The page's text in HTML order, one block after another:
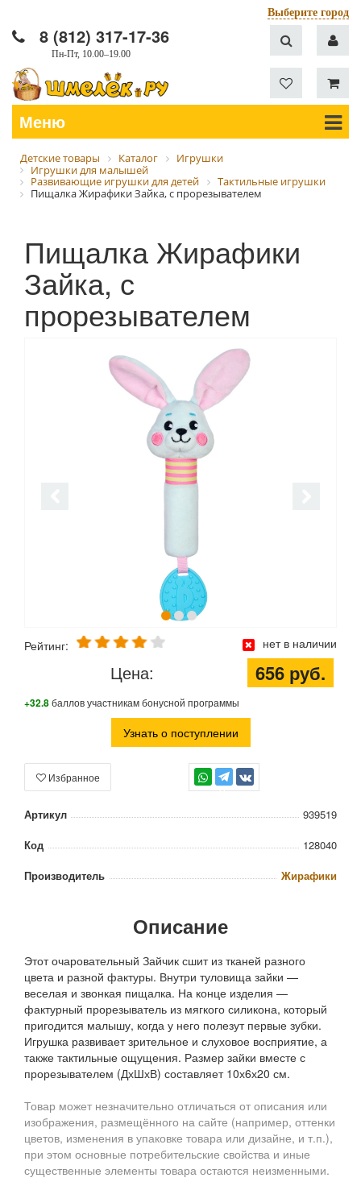
Выберите город
8 (812) 317-17-36
Пн-Пт, 10.00–19.00
Меню
Детские товары Каталог
Игрушки
Игрушки для малышей
Развивающие игрушки для детей
Тактильные игрушки
Пищалка Жирафики Зайка, с прорезывателем
Пищалка Жирафики
Зайка, с
прорезывателем
Рейтинг: нет в наличии
Цена: 656 руб.
+32.8баллов участникам бонусной программы
Узнать о поступлении
TG
Избранное
Артикул
939519
Код
128040
Производитель
Жирафики
Описание
Этот очаровательный Зайчик сшит из тканей разного
цвета и разной фактуры. Внутри туловища зайки —
веселая и звонкая пищалка. На конце изделия —
фактурный прорезыватель из мягкого силикона, который
пригодится малышу, когда у него полезут первые зубки.
Игрушка развивает зрительное и слуховое восприятие, а
также тактильные ощущения. Размер зайки вместе с
прорезывателем (ДхШхВ) составляет 10х6х20 см.
Товар может незначительно отличаться от описания или
изображения, размещённого на сайте (например, оттенки
цветов, изменения в упаковке товара или дизайне, и т.п.),
при этом основные потребительские свойства и иные
существенные элементы товара остаются неизменными.